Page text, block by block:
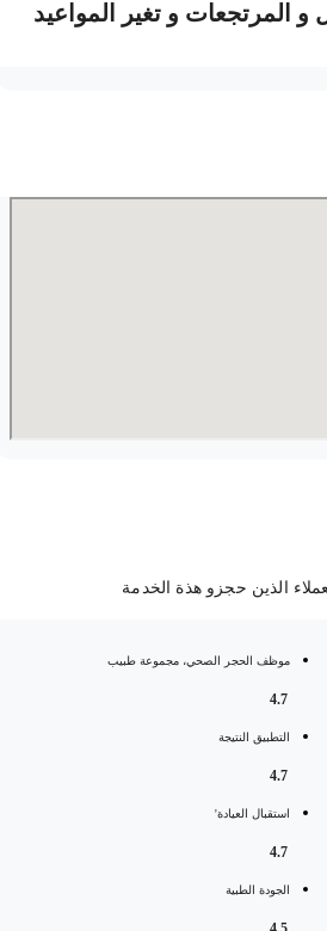
و تغير المواعيد
الذين حجزو هذة الخدمة
موظف الحجر الصحي، مجموعة طبيب
التطبيق النتيجة
استقبال العيادة'
الجودة الطبية